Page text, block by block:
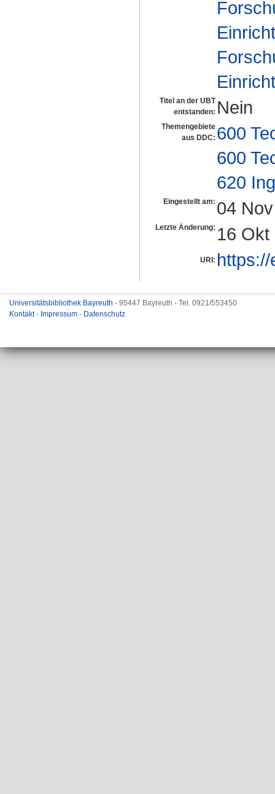
Titel an der UBT
entstanden: Nein
Themengebiete
aus DDC: 600
600
620
Eingestellt am: 04
Letzte Änderung: 16 Okt
URI:
Universitätsbibliothek Bayreuth - 95447 Bayreuth - Tel. 0921/553450
Kontakt- Impressum - Datenschutz